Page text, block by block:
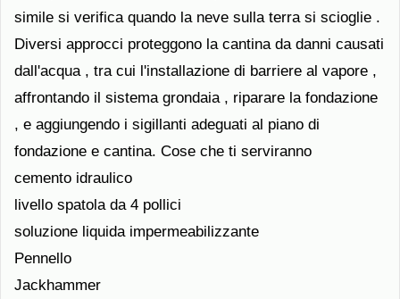
simile si verifica quando la neve sulla terra si scioglie .
Diversi approcci proteggono la cantina da danni causati
dall'acqua , tra cui l'installazione di barriere al vapore ,
affrontando il sistema grondaia , riparare la fondazione
, e aggiungendo i sigillanti adeguati al piano di
fondazione e cantina. Cose che ti serviranno
cemento idraulico
livello spatola da 4 pollici
soluzione liquida impermeabilizzante
Pennello
Jackhammer